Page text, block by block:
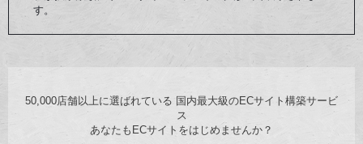
す。
50,000店舗以上に選ばれている 国内最大級のECサイト構築サービ
ス
あなたもECサイトをはじめませんか？